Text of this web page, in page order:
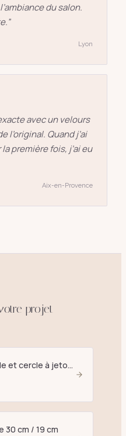
du salon.
”
Lyon
avec un velours
l’original. Quand j’ai
première fois, j’ai eu
Aix-en-Provence
projet
Ensemble cercle et cercle à jetons D. 25 cm blanc - E27
30 cm / 19 cm